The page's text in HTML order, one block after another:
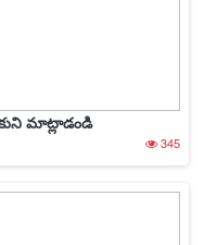
మాట్లాడండి
345